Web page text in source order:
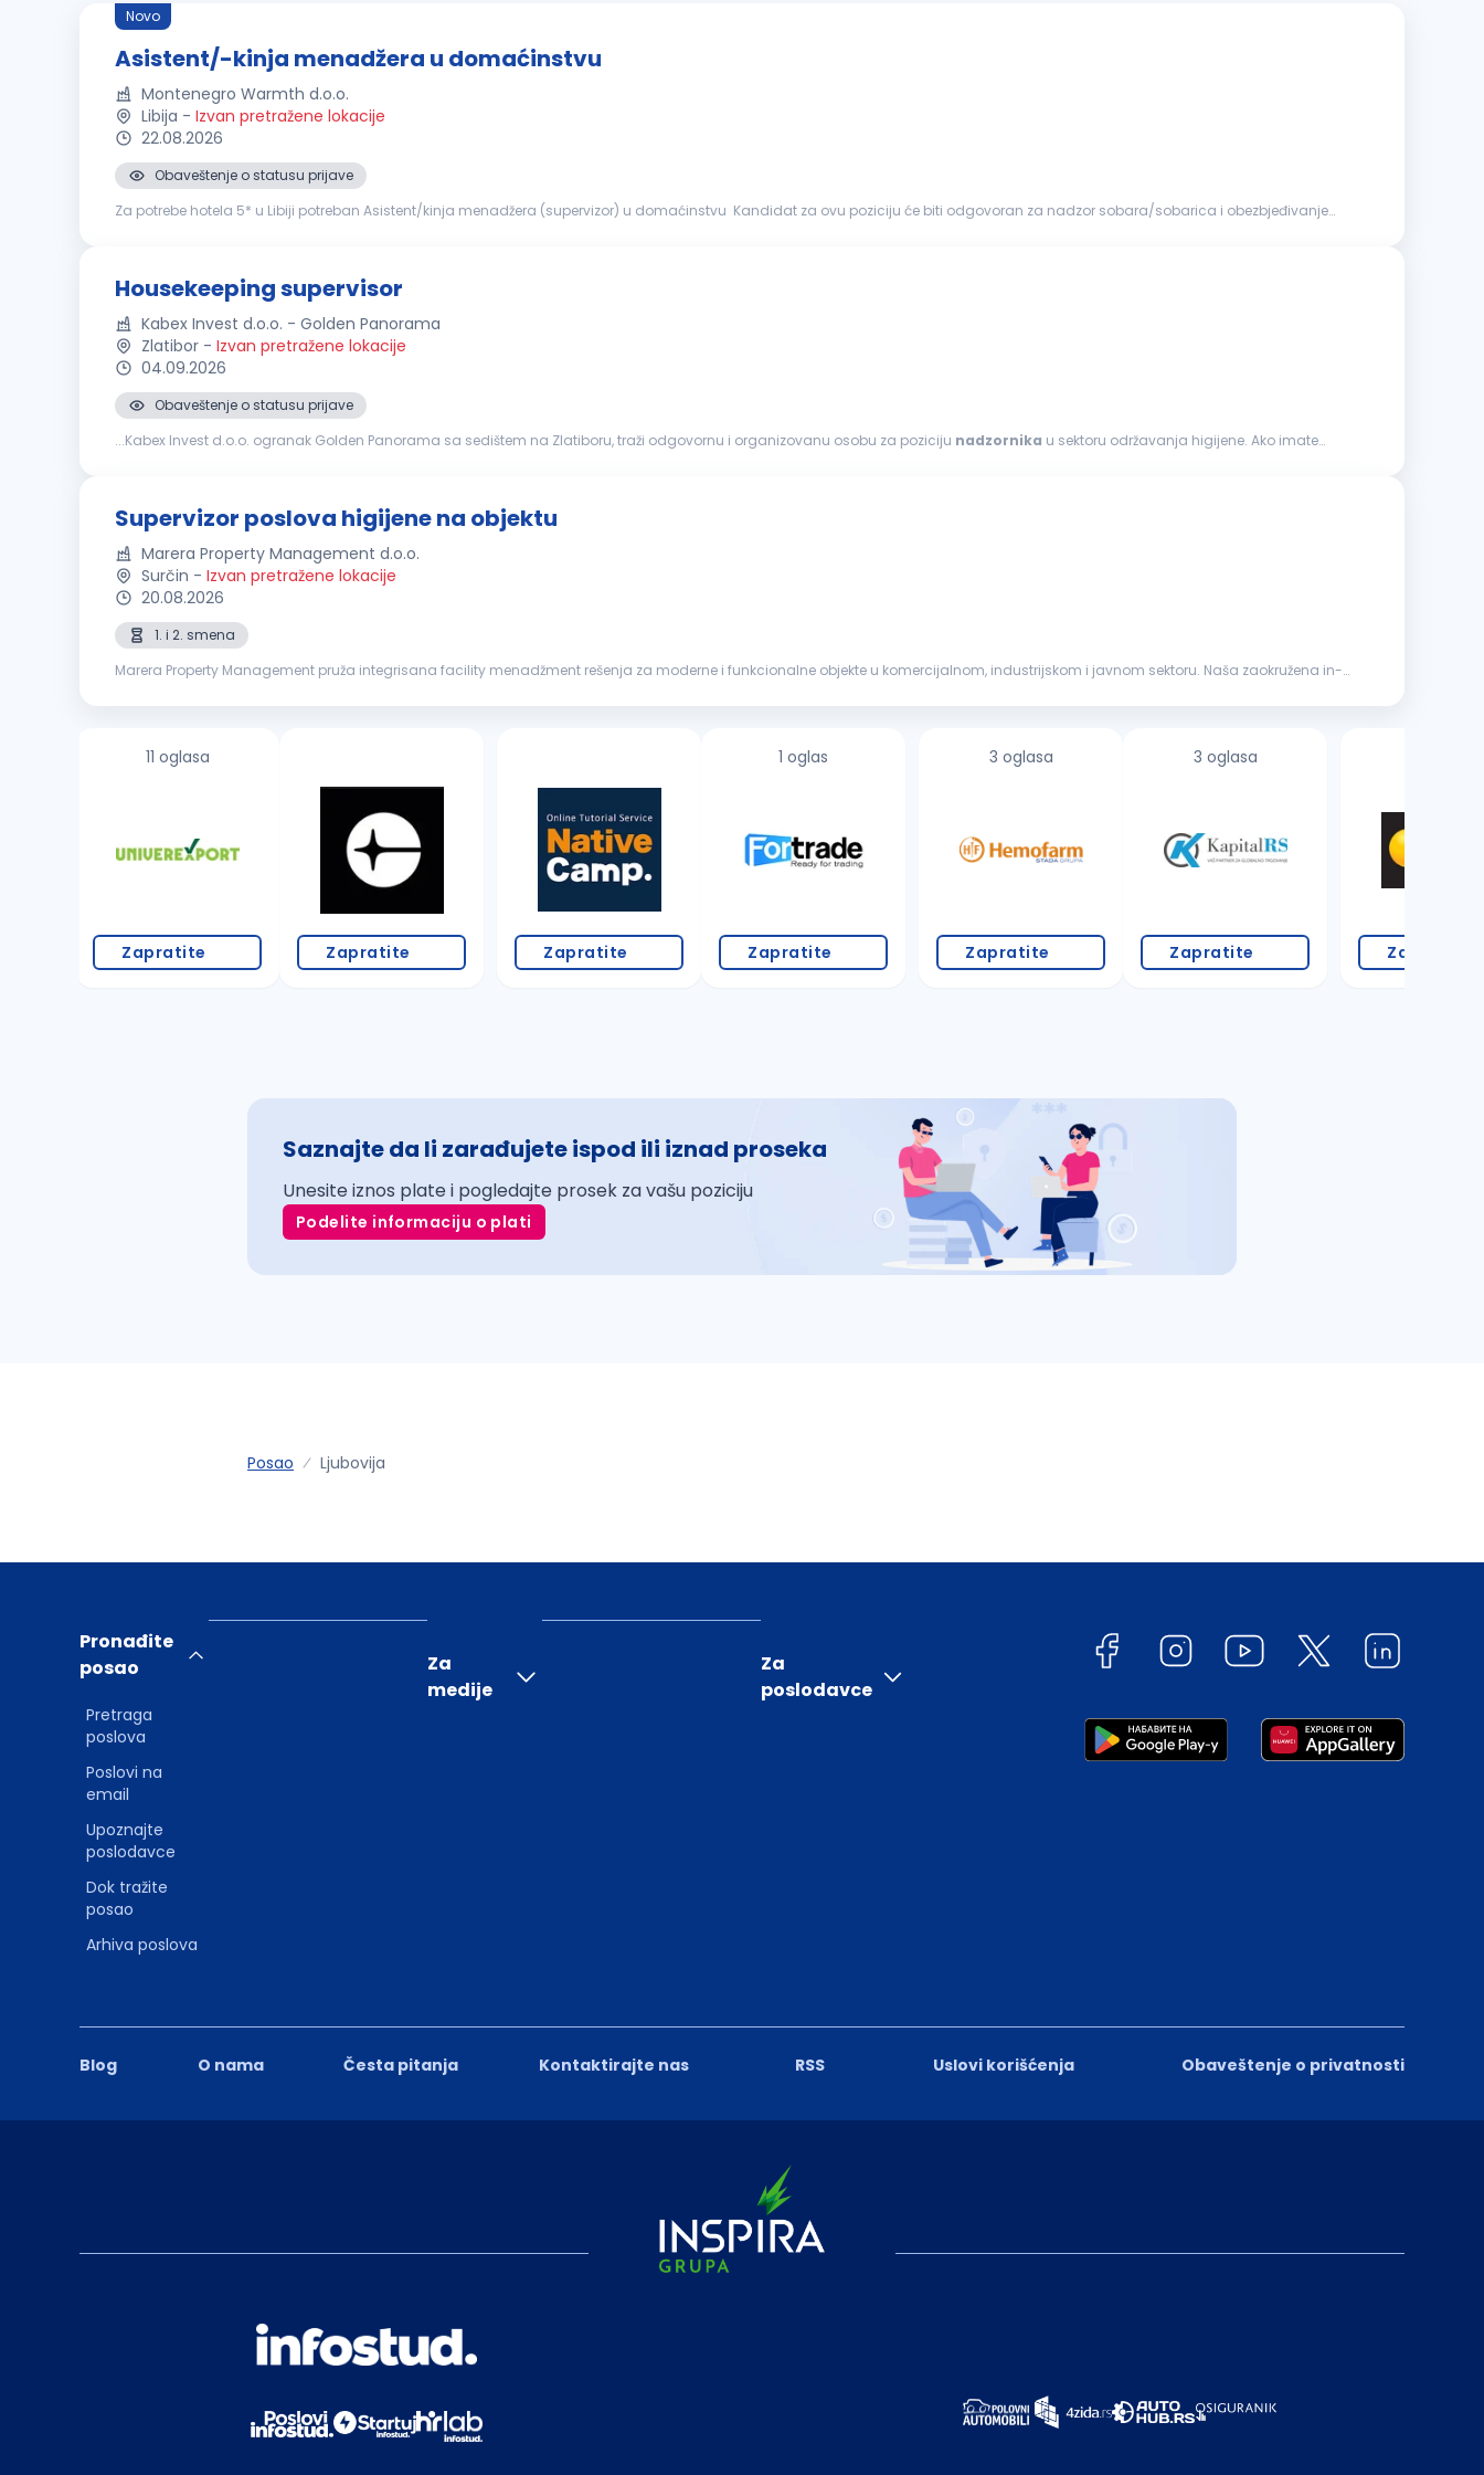
Novo
Asistent/-kinja menadžera u domaćinstvu
Montenegro Warmth d.o.o.
Libija - Izvan pretražene lokacije
22.08.2026
Obaveštenje o statusu prijave
Za potrebe hotela 5* u Libiji potreban Asistent/kinja menadžera (supervizor) u domaćinstvu Kandidat za ovu poziciju će biti odgovoran za nadzor sobara/sobarica i obezbjeđivanje
Housekeeping supervisor
Kabex Invest d.o.o. - Golden Panorama
Zlatibor - Izvan pretražene lokacije
04.09.2026
Obaveštenje o statusu prijave
...Kabex Invest d.o.o. ogranak Golden Panorama sa sedištem na Zlatiboru, traži odgovornu i organizovanu osobu za poziciju nadzornika u sektoru održavanja higijene. Ako imate
Supervizor poslova higijene na objektu
Marera Property Management d.o.o.
Surčin - Izvan pretražene lokacije
20.08.2026
1. i 2. smena
Marera Property Management pruža integrisana facility menadžment rešenja za moderne i funkcionalne objekte u komercijalnom, industrijskom i javnom sektoru. Naša zaokružena in-
11 oglasa
Zapratite Zapratite Zapratite
1 oglas
Zapratite
3 oglasa
Zapratite
3 oglasa
Zapratite Zapratite
Saznajte da li zarađujete ispod ili iznad proseka
Unesite iznos plate i pogledajte prosek za vašu poziciju
Podelite informaciju o plati
Posao Ljubovija
Blog O nama Česta pitanja Kontaktirajte nas RSS Uslovi korišćenja Obaveštenje o privatnosti
Pronađite
posao
Pretraga
poslova
Poslovi na
email
Upoznajte
poslodavce
Dok tražite
posao
Arhiva poslova
Za
medije
Za
poslodavce